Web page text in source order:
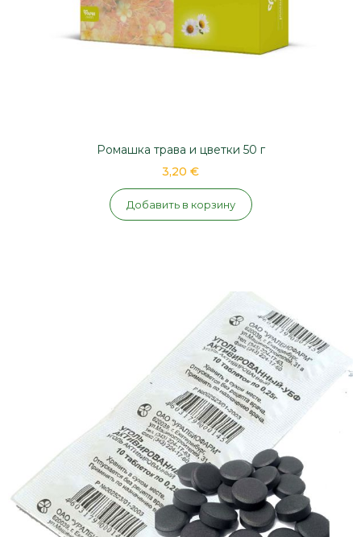
Ромашка трава и цветки 50 г
3,20 €
Добавить в корзину